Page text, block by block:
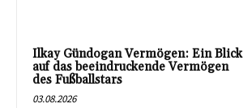
Ilkay Gündogan Vermögen: Ein Blick
auf das beeindruckende Vermögen
des Fußballstars
03.08.2026